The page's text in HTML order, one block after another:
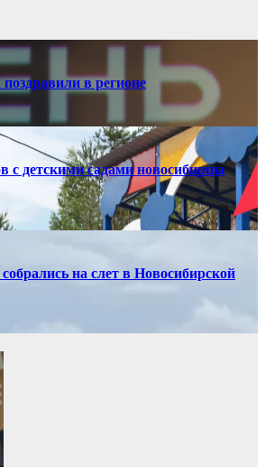
в регионе
с детскими садами новосибирцы
на слет в Новосибирской